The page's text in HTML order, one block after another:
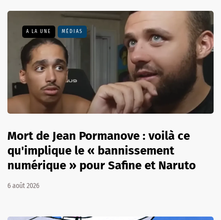
A LA UNE MÉDIAS
Mort de Jean Pormanove : voilà ce
qu'implique le « bannissement
numérique » pour Safine et Naruto
6 août 2026